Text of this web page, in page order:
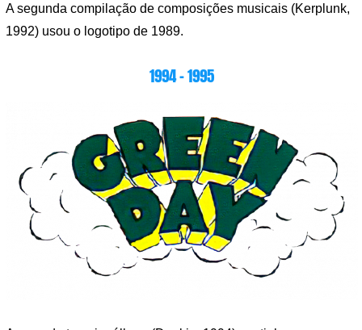
A segunda compilação de composições musicais (Kerplunk,
1992) usou o logotipo de 1989.
1994 – 1995